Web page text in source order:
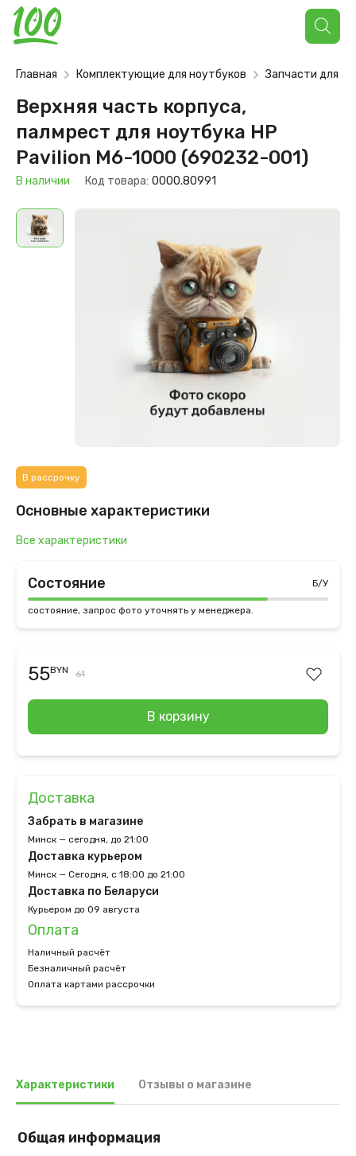
Поиск
товаров
Главная Комплектующие для ноутбуков Запчасти для
Верхняя часть корпуса,
палмрест для ноутбука HP
Pavilion M6-1000 (690232-001)
В наличии Код товара: 0000.80991
В рассрочку
Основные характеристики
Все характеристики
Состояние Б/У
состояние, запрос фото уточнять у менеджера.
55BYN 61
В корзину
Доставка
Забрать в магазине
Минск — сегодня, до 21:00
Доставка курьером
Минск — Сегодня, с 18:00 до 21:00
Доставка по Беларуси
Курьером до 09 августа
Оплата
Наличный расчёт
Безналичный расчёт
Оплата картами рассрочки
Характеристики Отзывы о магазине
Общая информация